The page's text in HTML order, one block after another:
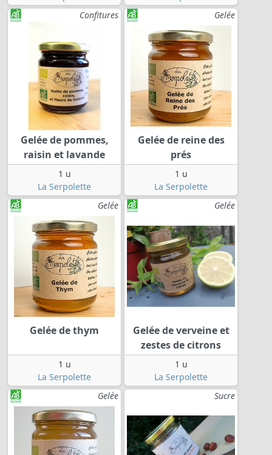
Confitures
Gelée de pommes,
raisin et lavande
1 u
La Serpolette
Gelée
Gelée de reine des
prés
1 u
La Serpolette
Gelée
Gelée de thym
1 u
La Serpolette
Gelée
Gelée de verveine et
zestes de citrons
1 u
La Serpolette
Gelée
Sucre